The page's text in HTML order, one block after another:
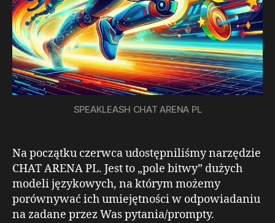
SPEAKLEASH CHAT ARENA PL
Na początku czerwca udostępniliśmy narzędzie
CHAT ARENA PL. Jest to „pole bitwy” dużych
modeli językowych, na którym możemy
porównywać ich umiejętności w odpowiadaniu
na zadane przez Was pytania/prompty.